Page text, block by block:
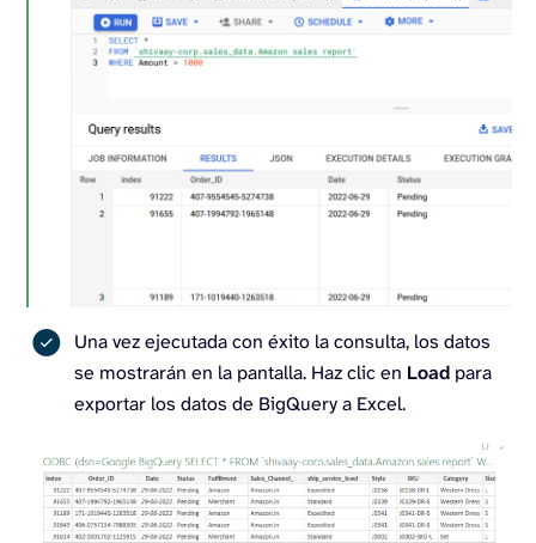
Una vez ejecutada con éxito la consulta, los datos
se mostrarán en la pantalla. Haz clic en Load para
exportar los datos de BigQuery a Excel.